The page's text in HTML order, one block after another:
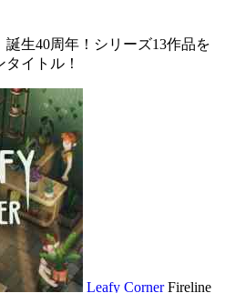
誕生40周年！シリーズ13作品を
イトル！
Leafy Corner Fireline